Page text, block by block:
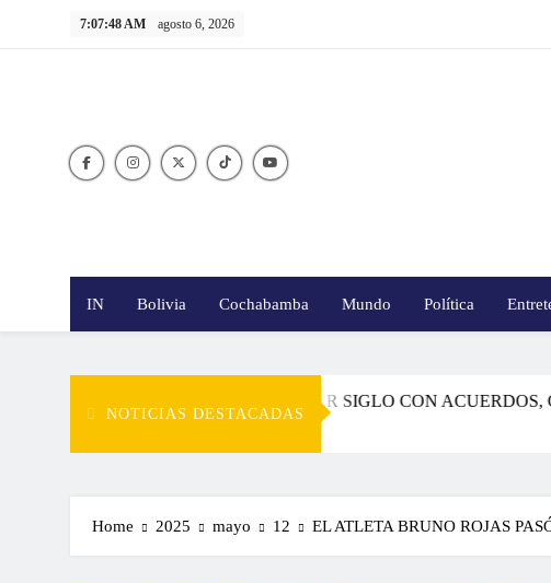
7:07:48 AM agosto 6, 2026
IN Bolivia Cochabamba Mundo Política
NOTICIAS DESTACADAS
QUE BOLIVIA INICIE TERCER SIGLO CON ACUERDOS,
Home 2025 mayo 12 EL ATLETA BRUNO ROJAS